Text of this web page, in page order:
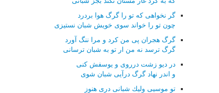
گر نخواهی كه تو را گرگ هوا بردرد
چون تو را خواند سوی خویش شبان نستیزی
گرگ هجران پی من كرد و مرا ننگ آورد
گرگ ترسد نه من ار تو به شبان ترسانی
در دیو زشت درروی و یوسفش كنی
و اندر نهاد گرگ درآیی شبان شوی
تو موسیی ولیك شبانی دری هنوز